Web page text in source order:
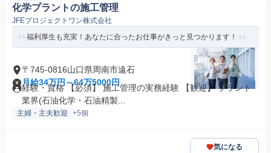
化学プラントの施工管理
JFEプロジェクトワン株式会社
福利厚生も充実！あなたに合ったお仕事がきっと見つかります！
〒745-0816山口県周南市遠石
月給34万円～64万5000円
経験・資格 【必須】 施工管理の実務経験 【歓迎】 プラント
業界(石油化学・石油精製...
主婦・主夫歓迎 +5個
気になる